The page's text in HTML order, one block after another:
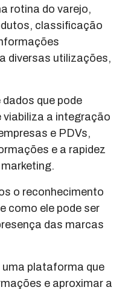
rotina do varejo,
classificação
diversas utilizações,
que pode
viabiliza a integração
e PDVs,
e a rapidez
o reconhecimento
como ele pode ser
das marcas
uma plataforma que
e aproximar a